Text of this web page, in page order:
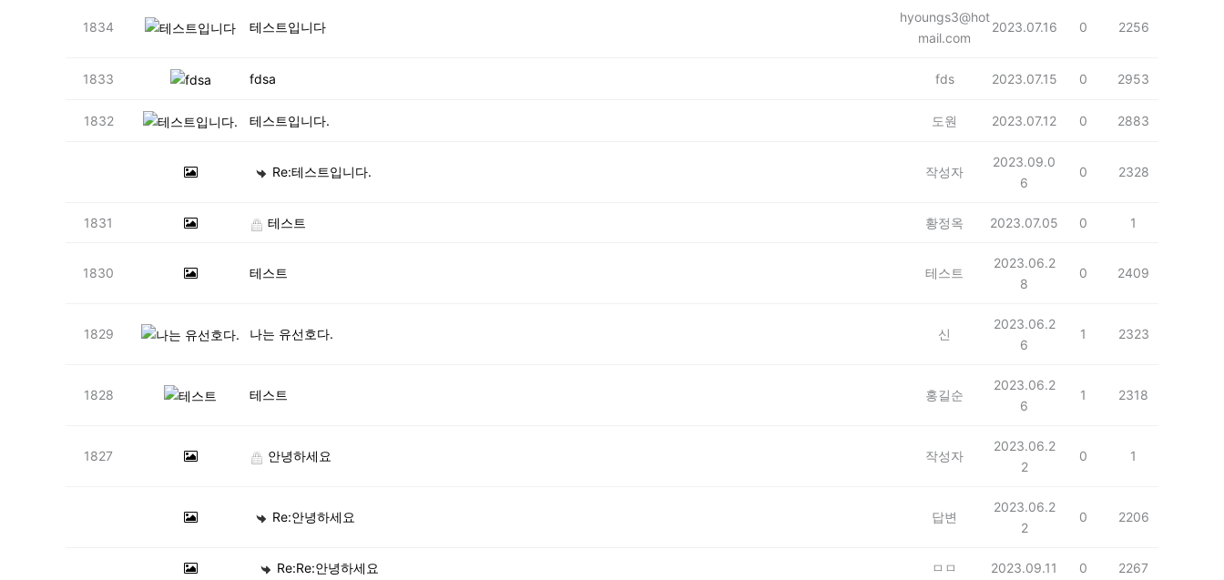
1834 테스트입니다
hyoungs3@hot
mail.com
2023.07.16 0 2256
1833 fdsa fds 2023.07.15 0 2953
1832 테스트입니다. 도원 2023.07.12 0 2883
Re:테스트입니다. 작성자
2023.09.0
6
0 2328
1831 테스트 황정옥 2023.07.05 0 1
1830 테스트 테스트
2023.06.2
8
0 2409
1829 나는 유선호다. 신
2023.06.2
6
1 2323
1828 테스트 홍길순
2023.06.2
6
1 2318
1827 안녕하세요 작성자
2023.06.2
2
0 1
Re:안녕하세요 답변
2023.06.2
2
0 2206
Re:Re:안녕하세요 ㅁㅁ 2023.09.11 0 2267